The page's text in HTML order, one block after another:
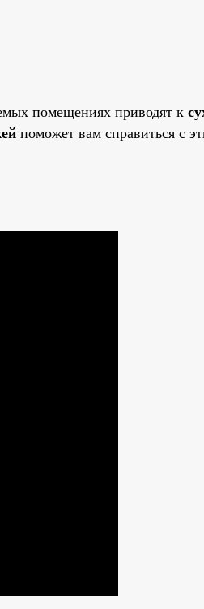
помещениях приводят к
поможет вам справиться с